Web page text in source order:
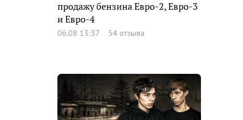
продажу бензина Евро-2, Евро-3
и Евро-4
06.08 13:37 54 отзыва